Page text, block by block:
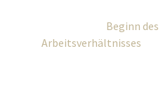
Beginn des
Arbeitsverhältnisses